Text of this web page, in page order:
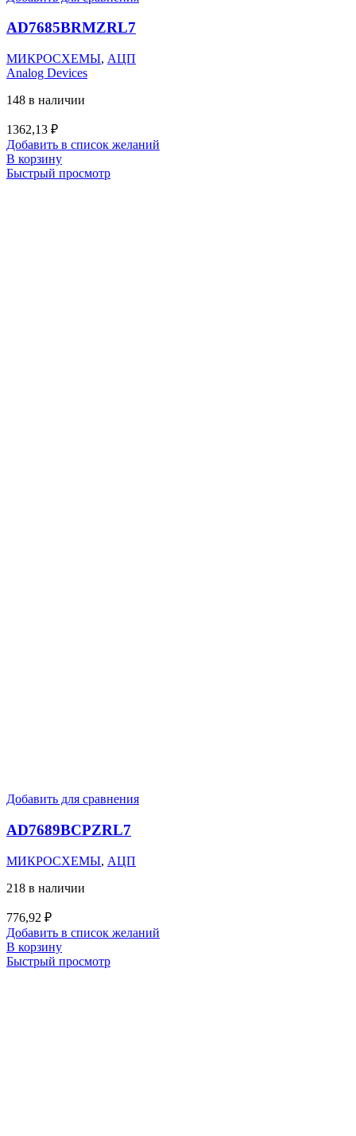
AD7685BRMZRL7
МИКРОСХЕМЫ, АЦП
Analog Devices
148 в наличии
1362,13 ₽
Добавить в список желаний
В корзину
Быстрый просмотр
Добавить для сравнения
AD7689BCPZRL7
МИКРОСХЕМЫ, АЦП
218 в наличии
776,92 ₽
Добавить в список желаний
В корзину
Быстрый просмотр